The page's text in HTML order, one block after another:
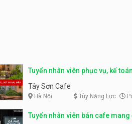
Tuyển nhân viên phục vụ, kế
Tây Sơn Cafe
Hà Nội Tùy Năng Lực
Tuyển nhân viên bán cafe mang